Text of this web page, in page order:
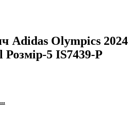
Adidas Olympics 2024
5 IS7439-P